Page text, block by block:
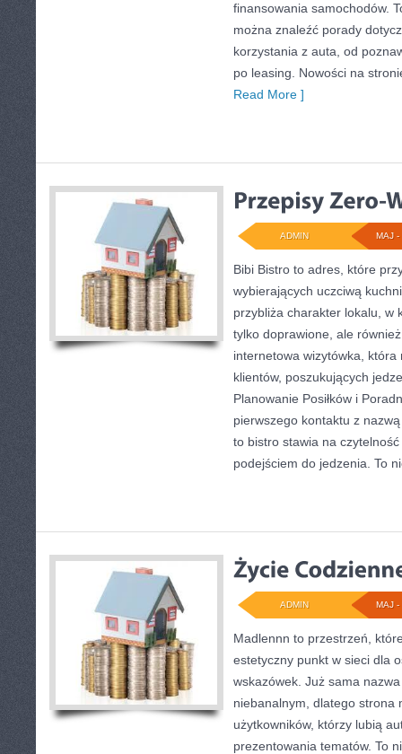
finansowania samochodów.
można znaleźć porady
korzystania z auta, od
po leasing. Nowości na
Read More ]
MAJ -
ADMIN
Bibi Bistro to adres, które
wybierających uczciwą
przybliża charakter lokalu, w
tylko doprawione, ale
internetowa wizytówka,
klientów, poszukujących
Planowanie Posiłków i
pierwszego kontaktu z
to bistro stawia na
podejściem do jedzenia. To
MAJ -
ADMIN
Madlennn to przestrzeń,
estetyczny punkt w sieci dla
wskazówek. Już sama
niebanalnym, dlatego strona
użytkowników, którzy lubią
prezentowania tematów. To